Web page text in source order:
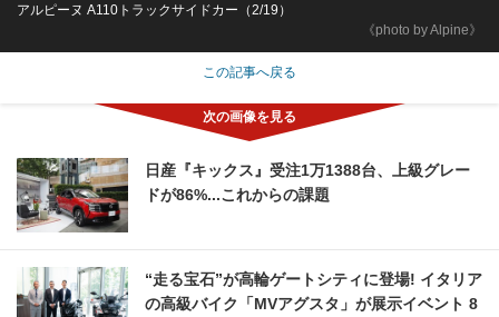
《photo by Alpine》
アルピーヌ A110トラックサイドカー（2/19）
この記事へ戻る
日産『キックス』受注1万1388台、上級グレー
ドが86%...これからの課題
“走る宝石”が高輪ゲートシティに登場! イタリア
の高級バイク「MVアグスタ」が展示イベント 8